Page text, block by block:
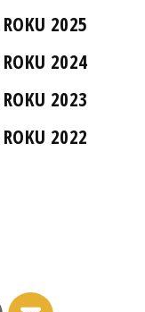
2025
2024
2023
2022